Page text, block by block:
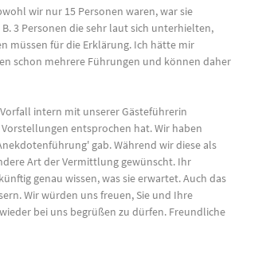
wir nur 15 Personen waren, war sie
3 Personen die sehr laut sich unterhielten,
müssen für die Erklärung. Ich hätte mir
schon mehrere Führungen und können daher
intern mit unserer Gästeführerin
entsprochen hat. Wir haben
gab. Während wir diese als
Art der Vermittlung gewünscht. Ihr
genau wissen, was sie erwartet. Auch das
Wir würden uns freuen, Sie und Ihre
bei uns begrüßen zu dürfen. Freundliche